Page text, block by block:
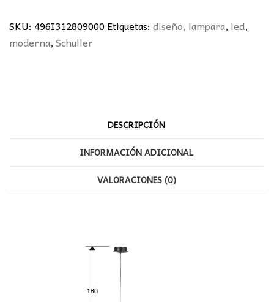
SCHULLER
I3
SKU: 496I312809000Etiquetas: diseño, lampara, led,
moderna,Schuller
DESCRIPCIÓN
INFORMACIÓN ADICIONAL
VALORACIONES (0)